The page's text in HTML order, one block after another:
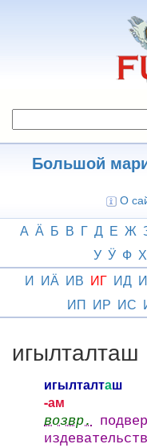
Большой
О
А Ӓ Б В Г Д Е Ж
У Ӱ Ф Х
И ИӒ ИВ ИГ ИД
ИП ИР ИС
игылталташ
игылталташ
-ам
возвр.